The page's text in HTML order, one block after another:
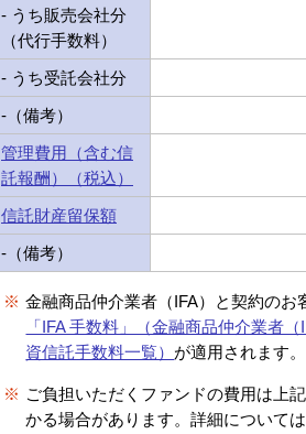
- うち販売会社分
（代行手数料）
- うち受託会社分
-（備考）
管理費用（含む信
託報酬）（税込）
信託財産留保額
-（備考）
※ 金融商品仲介業者（IFA）と契約のお
「IFA 手数料」（金融商品仲介業者
資信託手数料一覧） が適用されます。
※ ご負担いただくファンドの費用は上
かる場合があります。詳細について